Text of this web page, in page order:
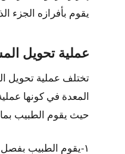
يقوم بأفرازه الجزء
عملية تحويل
تختلف عملية تحويل
المعدة في كونها
حيث يقوم الطبيب
١-يقوم الطبيب